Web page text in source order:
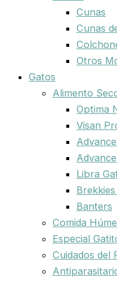
Cunas
Cunas
Otros
Gatos
Alimento
Optima
Visan
Libra
Banters
Comida
Especial
Cuidados del